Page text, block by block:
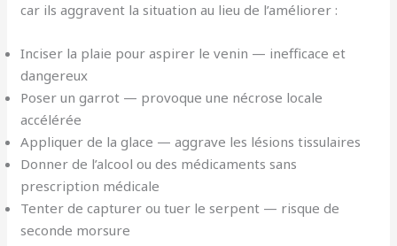
car ils aggravent la situation au lieu de l’améliorer :
Inciser la plaie pour aspirer le venin — inefficace et
dangereux
Poser un garrot — provoque une nécrose locale
accélérée
Appliquer de la glace — aggrave les lésions tissulaires
Donner de l’alcool ou des médicaments sans
prescription médicale
Tenter de capturer ou tuer le serpent — risque de
seconde morsure